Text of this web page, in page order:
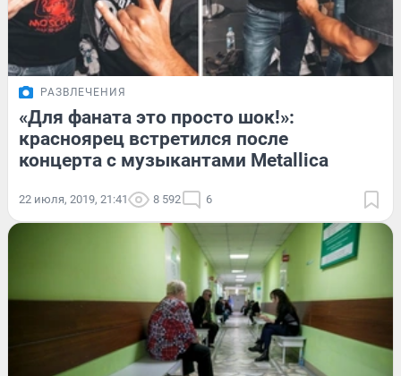
РАЗВЛЕЧЕНИЯ
«Для фаната это просто шок!»:
красноярец встретился после
концерта с музыкантами Metallica
22 июля, 2019, 21:41 8 592 6